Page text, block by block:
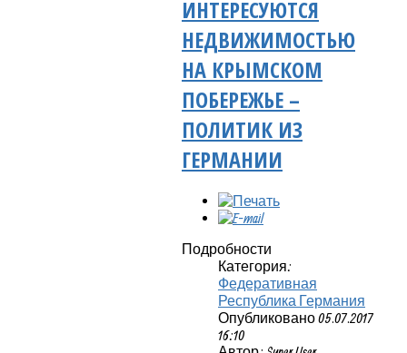
ИНТЕРЕСУЮТСЯ
НЕДВИЖИМОСТЬЮ
НА КРЫМСКОМ
ПОБЕРЕЖЬЕ –
ПОЛИТИК ИЗ
ГЕРМАНИИ
Подробности
Категория:
Федеративная
Республика Германия
Опубликовано 05.07.2017
16:10